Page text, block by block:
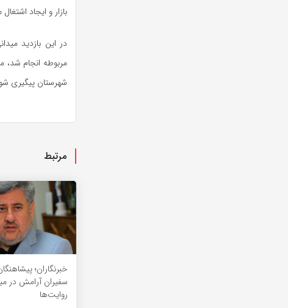
بازار و ایجاد
در این بازدید
مربوطه انجام شد،
شهرستان پیگیری
مرتبط
خبرنگاران؛
سفیران آرامش در
روایت‌ها